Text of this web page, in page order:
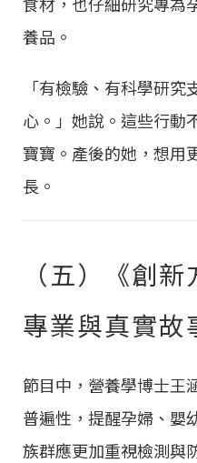
養品。
「有檢驗、有科學研
心。」她說。這些行動
寶寶。產後的她，想用
長。
（五）《創
專業與真實故
節目中，營養學博士王
普遍性，提醒孕婦、嬰
族群應更加重視檢測與